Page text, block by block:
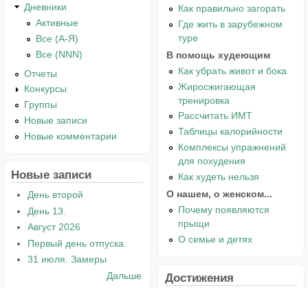
Дневники
Активные
Все (А-Я)
Все (NNN)
Отчеты
Конкурсы
Группы
Новые записи
Новые комментарии
Новые записи
День второй
День 13.
Август 2026
Первый день отпуска.
31 июля. Замеры
Дальше
Как правильно загорать
Где жить в зарубежном
туре
В помощь худеющим
Как убрать живот и бока
Жиросжигающая
тренировка
Рассчитать ИМТ
Таблицы калорийности
Комплексы упражнений
для похудения
Как худеть нельзя
О нашем, о женском...
Почему появляются
прыщи
О семье и детях
Достижения